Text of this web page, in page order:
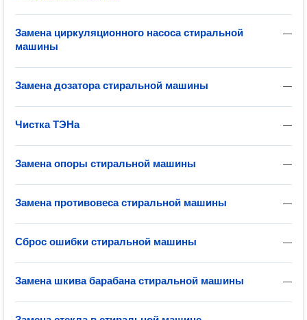
—
Замена циркуляционного насоса стиральной
машины
—
Замена дозатора стиральной машины
—
Чистка ТЭНа
—
Замена опоры стиральной машины
—
Замена противовеса стиральной машины
—
Сброс ошибки стиральной машины
—
Замена шкива барабана стиральной машины